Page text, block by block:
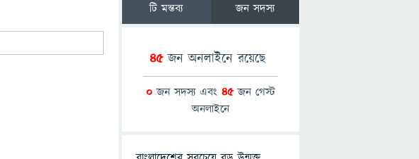
টি মন্তব্য জন সদস্য
45জন অনলাইনে রয়েছে
0 জন সদস্য এবং 45জন গেস্ট
অনলাইনে